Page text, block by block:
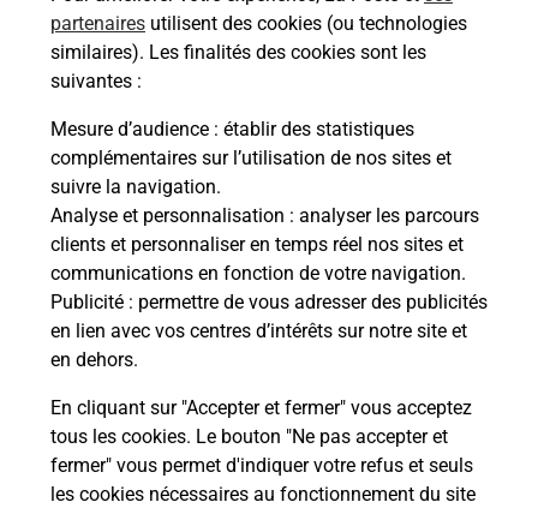
partenaires utilisent des cookies (ou technologies
similaires). Les finalités des cookies sont les
suivantes :
Mesure d’audience : établir des statistiques
complémentaires sur l’utilisation de nos sites et
suivre la navigation.
Analyse et personnalisation : analyser les parcours
clients et personnaliser en temps réel nos sites et
communications en fonction de votre navigation.
Publicité : permettre de vous adresser des publicités
en lien avec vos centres d’intérêts sur notre site et
en dehors.
En cliquant sur "Accepter et fermer" vous acceptez
tous les cookies. Le bouton "Ne pas accepter et
fermer" vous permet d'indiquer votre refus et seuls
les cookies nécessaires au fonctionnement du site
Comment demander une
modification de livraison ?
Comment La Poste participe-t-elle
à votre sécurité au quotidien ?
Puis-je passer mon code de la route
avec La Poste et sous quelles
conditions ?
Localiser Liste Landes ST VINCENT DE PAUL